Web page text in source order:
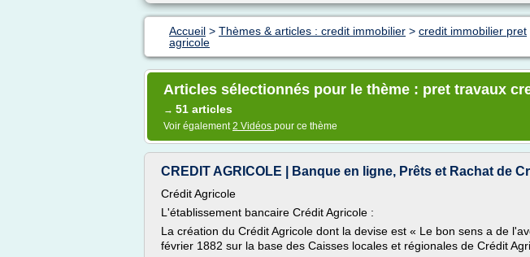
Accueil > Thèmes & articles : credit immobilier > credit immobilier pret
agricole
Articles sélectionnés pour le thème : pret travaux
→ 51 articles
Voir également2 Vidéos pour ce thème
CREDIT AGRICOLE | Banque en ligne, Prêts et Rachat de
Crédit Agricole
L'établissement bancaire Crédit Agricole :
La création du Crédit Agricole dont la devise est « Le bon sens a de
février 1882 sur la base des Caisses locales et régionales de Crédit